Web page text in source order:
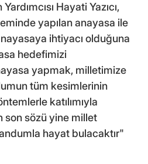
Hayati Yazıcı,
yapılan anayasa ile
ihtiyacı olduğuna
hedefimizi
yapmak, milletimize
tüm kesimlerinin
katılımıyla
son sözü yine millet
hayat bulacaktır"